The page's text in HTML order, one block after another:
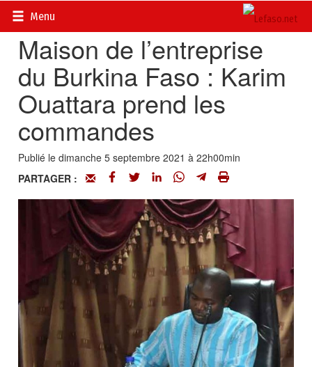
Menu
Accueil>
Maison de l’entreprise
du Burkina Faso : Karim
Ouattara prend les
commandes
Publié le dimanche 5 septembre 2021 à 22h00min
PARTAGER :